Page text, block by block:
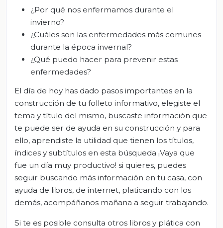
¿Por qué nos enfermamos durante el
invierno?
¿Cuáles son las enfermedades más comunes
durante la época invernal?
¿Qué puedo hacer para prevenir estas
enfermedades?
El día de hoy has dado pasos importantes en la
construcción de tu folleto informativo, elegiste el
tema y título del mismo, buscaste información que
te puede ser de ayuda en su construcción y para
ello, aprendiste la utilidad que tienen los títulos,
índices y subtítulos en esta búsqueda ¡Vaya que
fue un día muy productivo! si quieres, puedes
seguir buscando más información en tu casa, con
ayuda de libros, de internet, platicando con los
demás, acompáñanos mañana a seguir trabajando.
Si te es posible consulta otros libros y plática con